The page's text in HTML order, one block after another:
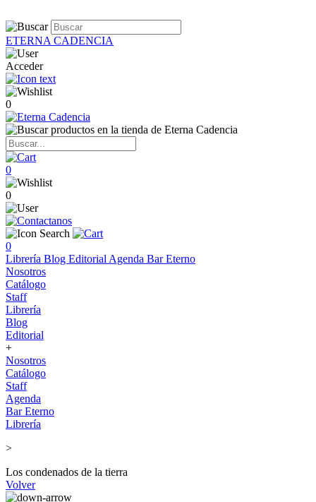
ETERNA CADENCIA
Acceder
0
0
0
0
Librería Blog Editorial Agenda Bar Eterno
Nosotros
Catálogo
Staff
Librería
Blog
Editorial
+
Nosotros
Catálogo
Staff
Agenda
Bar Eterno
Librería
>
Los condenados de la tierra
Volver